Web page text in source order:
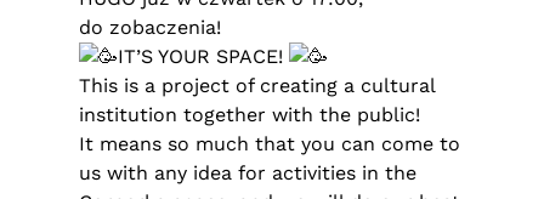
do zobaczenia!
IT’S YOUR SPACE!
This is a project of creating a cultural
institution together with the public!
It means so much that you can come to
us with any idea for activities in the